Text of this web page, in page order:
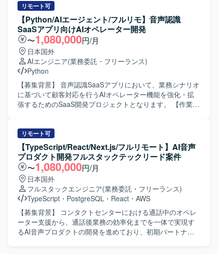
機会が大きいポジションです。 【開発環境】 Python、
FastAPI、Flask、LLM、LangChain、LangGraph、RAG、
Azure、AKS、Foundry、AI Search、音声認識AIを利用して
開発を行っております。
討、実装および検証、結果の整理とフィードバックなどを
想定しております。 【求める人物像】 生成AIやPoCに強い
興味を持ち、自ら主体的に企画・推進・実装までやり切っ
ていただける方を求めています。関係者とコミュニケーシ
ョンを図りながら、スピード感を持って業務を進められる
方が望ましいです。 【ポジションの魅力】 社内の生成AI活
用をリードし、業務効率化や新たな価値創出に直結する
PoCを推進できるポジションです。生成AI環境整備からPoC
実装まで一気通貫で経験できるため、先端領域での知見と
実績を積むことができます。 【開発環境】 Pythonまたは
node.jsを用いた開発環境およびGitによるソース管理環境を
リモート可
【Python/AIエージェント/フルリモ】音声認識
SaaSアプリ向けAIオペレーター開発
〜1,080,000円/月
日本国外
AIエンジニア(業務委託・フリーランス)
Python
【募集背景】 音声認識SaaSアプリにおいて、業務シナリオ
に基づいて顧客対応を行うAIオペレーター機能を強化・拡
張するためのSaaS開発プロジェクトとなります。 【作業内
トチューニング、エージェント開発を実施していただきま
す。LLM連携APIの設計・実装や、タスク分解・ツール連
携・ワークフロー設計を行いながら、エージェントの精度
向上に向けた検証・改善を継続的に行っていただきます。
【求める人物像】 生成AIやAIエージェント技術への関心が
高く、自ら課題を発見しながら設計・実装・改善を主体的
に進めていただける方を求めております。関係者とコミュ
ニケーションを取りながら要件を整理し、プロダクト品質
の向上に責任感を持って取り組んでいただける方が望まし
いです。 【ポジションの魅力】 音声認識と生成AIを組み合
わせたSaaSプロダクトにおいて、プロンプト戦略やエージ
リモート可
【TypeScript/React/Next.js/フルリモート】AI音声
プロダクト開発フルスタックテックリード案件
〜1,080,000円/月
日本国外
フルスタックエンジニア(業務委託・フリーランス)
TypeScript ・ PostgreSQL ・ React ・ AWS
【募集背景】 コンタクトセンターにおける通話中のオペレ
ーター支援から、通話後業務の効率化までを一体で実現す
るAI音声プロダクトの開発を進めており、初期パートナー